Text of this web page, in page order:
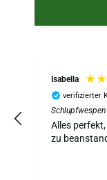
Isabella
verifizierter
Alles
zu